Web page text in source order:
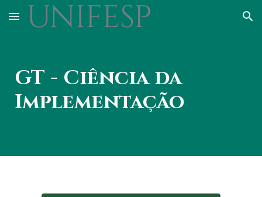
Skip to main content Skip to navigation
GT - Ciência da
Implementação